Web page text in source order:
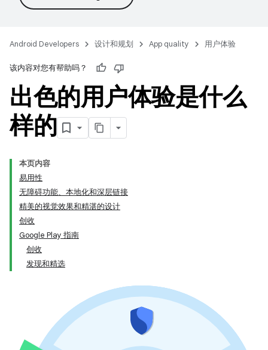
Android Developers 设计和规划 App quality 用户体验
该内容对您有帮助吗？
出色的用户体验是什么
样的
本页内容
易用性
无障碍功能、本地化和深层链接
精美的视觉效果和精湛的设计
创收
Google Play 指南
创收
发现和精选